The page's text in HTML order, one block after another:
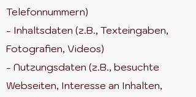
Telefonnummern)
- Inhaltsdaten (z.B., Texteingaben,
Fotografien, Videos)
- Nutzungsdaten (z.B., besuchte
Webseiten, Interesse an Inhalten,